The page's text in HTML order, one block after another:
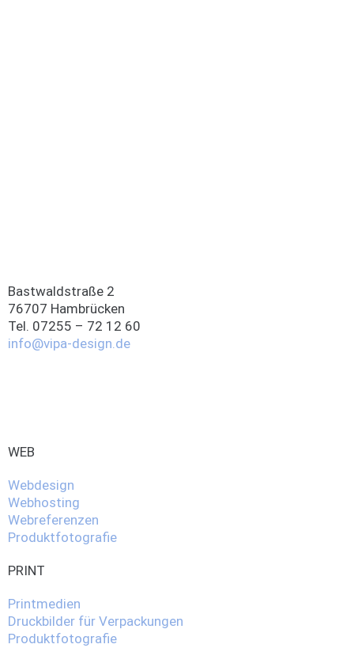
Bastwaldstraße 2
76707 Hambrücken
Tel. 07255 – 72 12 60
info@vipa-design.de
WEB
Webdesign
Webhosting
Webreferenzen
Produktfotografie
PRINT
Printmedien
Druckbilder für Verpackungen
Produktfotografie